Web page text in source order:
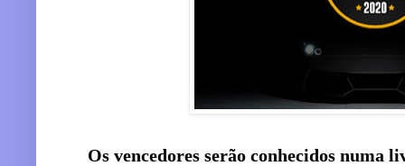
Os vencedores serão conhecidos numa